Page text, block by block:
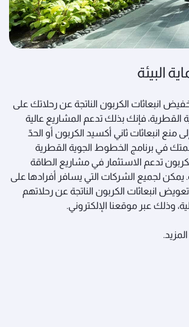
البيئة
انبعاثات الكربون الناتجة عن رحلاتك على
فإنك بذلك تدعم المشاريع عالية
منع انبعاثات ثاني أكسيد الكربون أو الحدّ
في برنامج الخطوط الجوية القطرية
تدعم الاستثمار في مشاريع الطاقة
يمكن لجميع الشركات التي يسافر أفرادها على
انبعاثات الكربون الناتجة عن رحلاتهم
وذلك عبر موقعنا الإلكتروني.